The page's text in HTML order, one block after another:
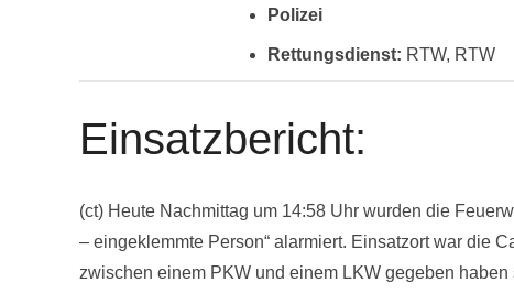
Polizei
Rettungsdienst: RTW, RTW
Einsatzbericht:
(ct) Heute Nachmittag um 14:58 Uhr wurden die
– eingeklemmte Person“ alarmiert. Einsatzort war die
zwischen einem PKW und einem LKW gegeben